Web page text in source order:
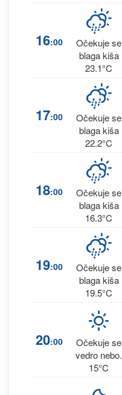
16:00
Očekuje se
blaga kiša
23.1°C
17:00
Očekuje se
blaga kiša
22.2°C
18:00
Očekuje se
blaga kiša
16.3°C
19:00
Očekuje se
blaga kiša
19.5°C
20:00
Očekuje se
vedro nebo.
15°C